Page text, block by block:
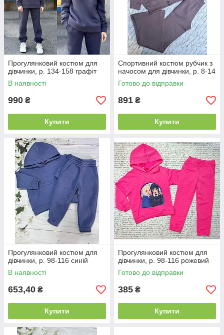
Прогулянковий костюм для
дівчинки, р. 134-158 графіт
В наявності
990 ₴
Купити
Спортивний костюм рубчик з
начосом для дівчинки, р. 8-14
Готово до відправки
891 ₴
Купити
Прогулянковий костюм для
дівчинки, р. 98-116 синій
В наявності
653,40 ₴
Купити
Прогулянковий костюм для
дівчинки, р. 98-116 рожевий
Готово до відправки
385 ₴
Купити